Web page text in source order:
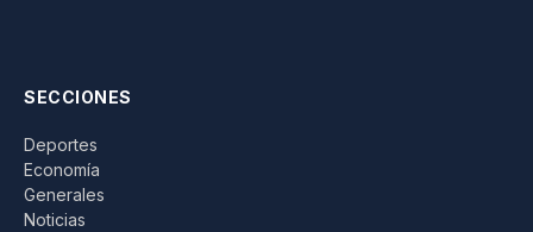
SECCIONES
Deportes
Economía
Generales
Noticias